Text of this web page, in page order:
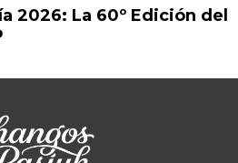
2026: La 60º Edición del